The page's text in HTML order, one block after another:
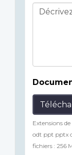
Extensions
odt ppt pptx
fichiers : 256